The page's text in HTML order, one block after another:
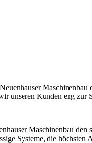
unseren Kunden eng
Maschinenbau
Systeme, die